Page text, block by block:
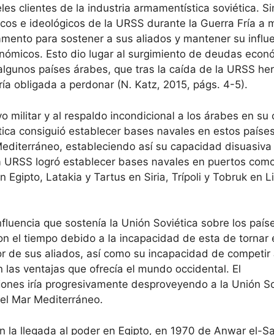
clientes de la industria armamentística soviética.
e ideológicos de la URSS durante la Guerra Fría a
para sostener a sus aliados y mantener su
Esto dio lugar al surgimiento de deudas
países árabes, que tras la caída de la URSS
obligada a perdonar (N. Katz, 2015, págs. 4-5).
militar y al respaldo incondicional a los árabes en su
consiguió establecer bases navales en estos
estableciendo así su capacidad
logró establecer bases navales en puertos
Egipto, Latakia y Tartus en Siria, Trípoli y Tobruk en
que sostenía la Unión Soviética sobre los
el tiempo debido a la incapacidad de esta de tornar
de sus aliados, así como su incapacidad de competir
las ventajas que ofrecía el mundo occidental. El
iría progresivamente desproveyendo a la Unión
Mar Mediterráneo.
la llegada al poder en Egipto, en 1970 de Anwar el-